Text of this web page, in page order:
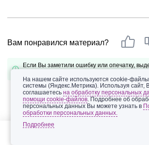
Вам понравился материал?
Если Вы заметили ошибку или опечатку,
На нашем сайте используются cookie-файлы
системы (Яндекс.Метрика). Используя сайт,
соглашаетесьна обработку персональных
помощи cookie-файлов. Подробнее об
персональных данных Вы можете узнать в
обработки персональных данных.
Подробнее